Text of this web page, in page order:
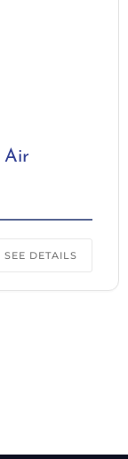
Air
SEE DETAILS